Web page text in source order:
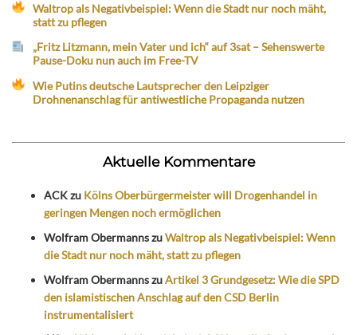
Waltrop als Negativbeispiel: Wenn die Stadt nur noch mäht,
statt zu pflegen
„Fritz Litzmann, mein Vater und ich“ auf 3sat – Sehenswerte
Pause-Doku nun auch im Free-TV
Wie Putins deutsche Lautsprecher den Leipziger
Drohnenanschlag für antiwestliche Propaganda nutzen
Aktuelle Kommentare
ACKzu Kölns Oberbürgermeister will Drogenhandel in
geringen Mengen noch ermöglichen
Wolfram ObermannszuWaltrop als Negativbeispiel: Wenn
die Stadt nur noch mäht, statt zu pflegen
Wolfram ObermannszuArtikel 3 Grundgesetz: Wie die SPD
den islamistischen Anschlag auf den CSD Berlin
instrumentalisiert